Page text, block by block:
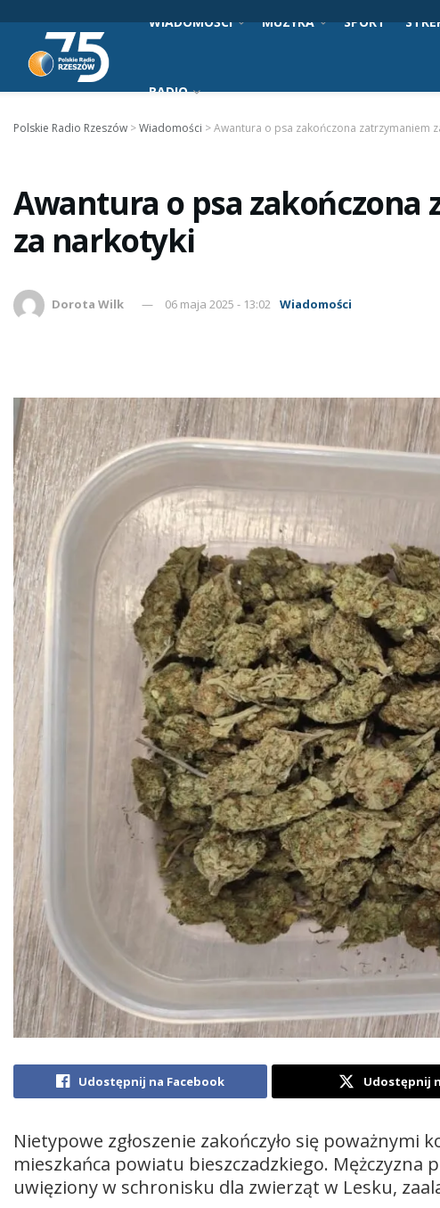
WIADOMOŚCI MUZYKA SPORT
RADIO
Polskie Radio Rzeszów >Wiadomości >Awantura o psa zakończona zatrzymaniem
Awantura o psa zakończona
za narkotyki
Dorota Wilk 06 maja 2025 - 13:02 Wiadomości
Udostępnij na Facebook Udostępnij
Nietypowe zgłoszenie zakończyło się poważnymi
mieszkańca powiatu bieszczadzkiego. Mężczyzna
uwięziony w schronisku dla zwierząt w Lesku,